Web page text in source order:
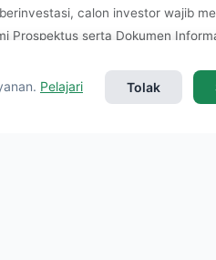
calon investor wajib
Prospektus serta Dokumen
terdaftar dan diawasi oleh
Pelajari
Tolak